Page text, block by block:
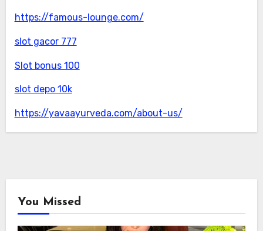
https://famous-lounge.com/
slot gacor 777
Slot bonus 100
slot depo 10k
https://yavaayurveda.com/about-us/
You Missed